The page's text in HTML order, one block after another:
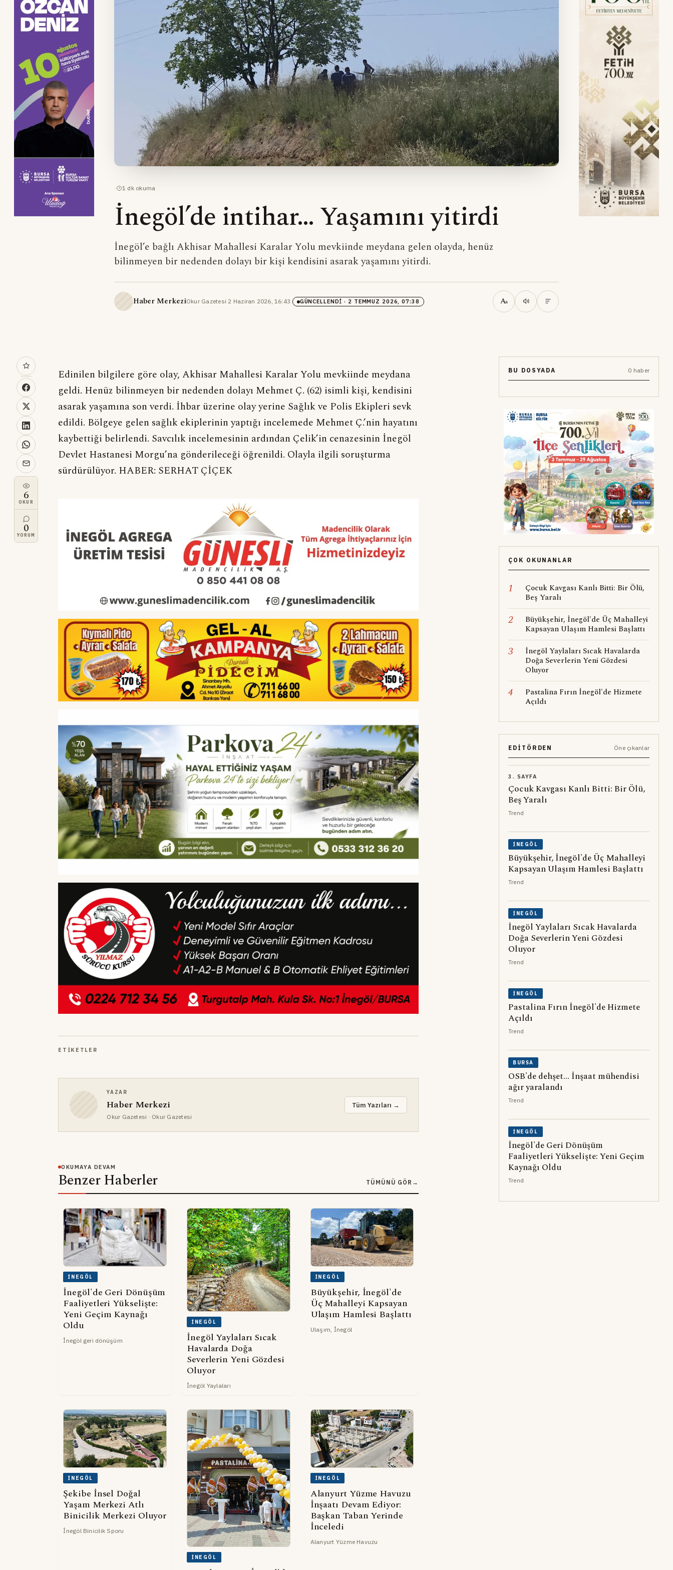
· 1 dk okuma
İnegöl’de intihar… Yaşamını yitirdi
İnegöl’e bağlı Akhisar Mahallesi Karalar Yolu mevkiinde meydana gelen olayda, henüz
bilinmeyen bir nedenden dolayı bir kişi kendisini asarak yaşamını yitirdi.
Haber MerkeziOkur Gazetesi·2 Haziran 2026, 16:43· GÜNCELLENDI · 2 TEMMUZ 2026, 07:38 Aa
6
OKUR
0
YORUM
Edinilen bilgilere göre olay, Akhisar Mahallesi Karalar Yolu mevkiinde meydana
geldi. Henüz bilinmeyen bir nedenden dolayı Mehmet Ç. (62) isimli kişi, kendisini
asarak yaşamına son verdi. İhbar üzerine olay yerine Sağlık ve Polis Ekipleri sevk
edildi. Bölgeye gelen sağlık ekiplerinin yaptığı incelemede Mehmet Ç.’nin hayatını
kaybettiği belirlendi. Savcılık incelemesinin ardından Çelik’in cenazesinin İnegöl
Devlet Hastanesi Morgu’na gönderileceği öğrenildi. Olayla ilgili soruşturma
sürdürülüyor. HABER: SERHAT ÇİÇEK
ETIKETLER
YAZAR
Haber Merkezi
Okur Gazetesi · Okur Gazetesi
Tüm Yazıları →
OKUMAYA DEVAM
Benzer Haberler TÜMÜNÜ GÖR →
İNEGÖL
İnegöl'de Geri Dönüşüm
Faaliyetleri Yükselişte:
Yeni Geçim Kaynağı
Oldu
İnegöl geri dönüşüm
İNEGÖL
İnegöl Yaylaları Sıcak
Havalarda Doğa
Severlerin Yeni Gözdesi
Oluyor
İnegöl Yaylaları
İNEGÖL
Büyükşehir, İnegöl'de
Üç Mahalleyi Kapsayan
Ulaşım Hamlesi Başlattı
Ulaşım, İnegöl
İNEGÖL
Şekibe İnsel Doğal
Yaşam Merkezi Atlı
Binicilik Merkezi Oluyor
İnegöl Binicilik Sporu
İNEGÖL
İNEGÖL
Alanyurt Yüzme Havuzu
İnşaatı Devam Ediyor:
Başkan Taban Yerinde
İnceledi
Alanyurt Yüzme Havuzu
BU DOSYADA 0 haber
ÇOK OKUNANLAR
1
Çocuk Kavgası Kanlı Bitti: Bir Ölü,
Beş Yaralı
2
Büyükşehir, İnegöl'de Üç Mahalleyi
Kapsayan Ulaşım Hamlesi Başlattı
3
İnegöl Yaylaları Sıcak Havalarda
Doğa Severlerin Yeni Gözdesi
Oluyor
4
Pastalina Fırın İnegöl'de Hizmete
Açıldı
EDITÖRDEN Öne çıkanlar
3. SAYFA
Çocuk Kavgası Kanlı Bitti: Bir Ölü,
Beş Yaralı
Trend
İNEGÖL
Büyükşehir, İnegöl'de Üç Mahalleyi
Kapsayan Ulaşım Hamlesi Başlattı
Trend
İNEGÖL
İnegöl Yaylaları Sıcak Havalarda
Doğa Severlerin Yeni Gözdesi
Oluyor
Trend
İNEGÖL
Pastalina Fırın İnegöl'de Hizmete
Açıldı
Trend
BURSA
OSB'de dehşet... İnşaat mühendisi
ağır yaralandı
Trend
İNEGÖL
İnegöl'de Geri Dönüşüm
Faaliyetleri Yükselişte: Yeni Geçim
Kaynağı Oldu
Trend